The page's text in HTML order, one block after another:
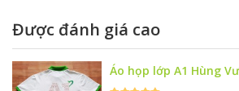
Được đánh giá cao
Áo họp lớp A1 Hùng